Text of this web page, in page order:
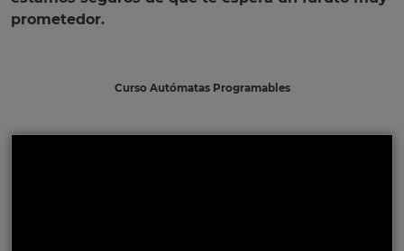
prometedor.
Curso Autómatas Programables